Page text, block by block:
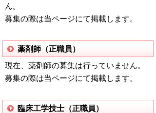
ん。
募集の際は当ページにて掲載します。
薬剤師（正職員）
現在、薬剤師の募集は行っていません。
募集の際は当ページにて掲載します。
臨床工学技士（正職員）